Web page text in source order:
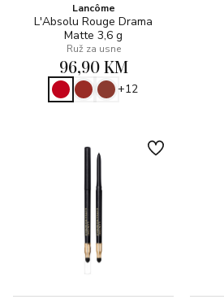
Lancôme
L'Absolu Rouge Drama
Matte 3,6 g
Ruž za usne
96,90 KM
+12